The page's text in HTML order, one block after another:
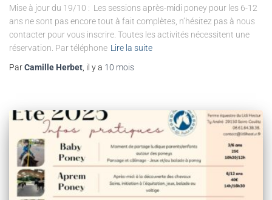
Mise à jour du 19/10 : Les sessions après-midi poney pour les 6-12
ans ne sont pas encore tout à fait complètes, n’hésitez pas à nous
contacter pour vous inscrire. Toutes les activités nécessitent une
réservation. Par téléphone Lire la suite
ParCamille Herbet , il y a 10 mois